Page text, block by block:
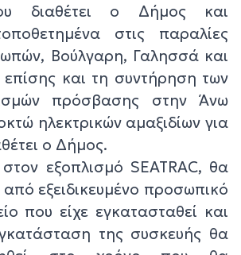
διαθέτει ο Δήμος και
στις παραλίες
Βούλγαρη, Γαλησσά και
επίσης και τη συντήρηση των
πρόσβασης στην Άνω
ηλεκτρικών αμαξιδίων για
ο Δήμος.
εξοπλισμό SEATRAC, θα
εξειδικευμένο προσωπικό
που είχε εγκατασταθεί και
της συσκευής θα